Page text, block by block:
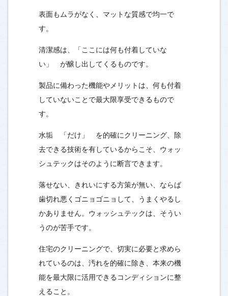
表面もムラがなく、マットな質感で均一で
す。
清潔感は、「ここには何も付着していな
い」 が醸し出してくるものです。
製品に備わった機能やメリットは、何も付着
していないことで最大限享受できるもので
す。
水垢 「だけ」 を的確にクリーニング、除
去できる技術を有しているからこそ、ウォッ
シュテックはそのように断言できます。
落せない、きれいにする方策が無い、ならば
歯切れ悪くゴニョゴニョして、うまくやるし
かありません。ウォッシュテックは、そうい
うのが苦手です。
住宅のクリーニングで、切実に必要と求めら
れているのは、汚れを的確に除き、本来の機
能を最大限に活用できるコンディションに整
えること。